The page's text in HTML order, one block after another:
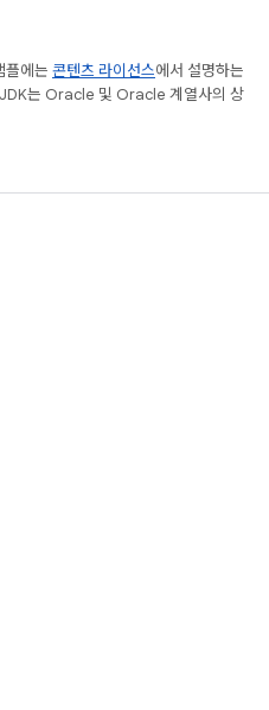
플에는 콘텐츠 라이선스에서 설명하는
는 Oracle 및 Oracle 계열사의 상